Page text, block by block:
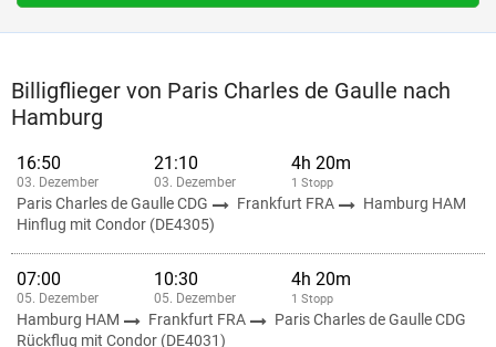
Billigflieger von Paris Charles de Gaulle nach
Hamburg
16:50
03. Dezember
21:10
03. Dezember
4h 20m
1 Stopp
Paris Charles de Gaulle CDG Frankfurt FRA
Hamburg HAM
Hinflug mit Condor (DE4305)
07:00
05. Dezember
10:30
05. Dezember
4h 20m
1 Stopp
Hamburg HAM Frankfurt FRA
Paris Charles de Gaulle CDG
Rückflug mit Condor (DE4031)